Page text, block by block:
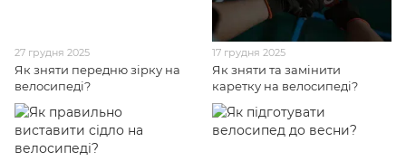
27 грудня 2025
Як зняти передню зірку на
велосипеді?
17 грудня 2025
Як зняти та замінити
каретку на велосипеді?